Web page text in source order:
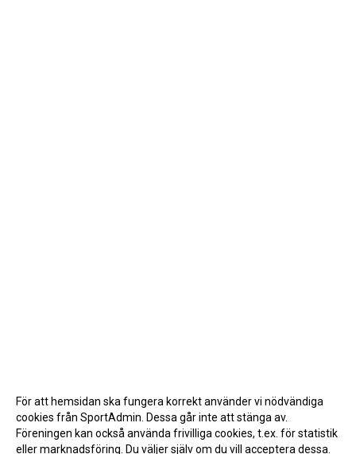
För att hemsidan ska fungera korrekt använder vi nödvändiga
cookies från SportAdmin. Dessa går inte att stänga av.
Föreningen kan också använda frivilliga cookies, t.ex. för statistik
eller marknadsföring. Du väljer själv om du vill acceptera dessa.